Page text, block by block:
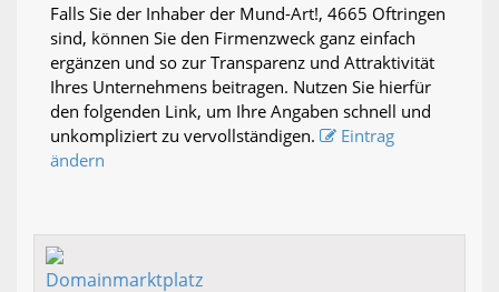
Falls Sie der Inhaber der Mund-Art!, 4665 Oftringen
sind, können Sie den Firmenzweck ganz einfach
ergänzen und so zur Transparenz und Attraktivität
Ihres Unternehmens beitragen. Nutzen Sie hierfür
den folgenden Link, um Ihre Angaben schnell und
unkompliziert zu vervollständigen.
Eintrag
ändern